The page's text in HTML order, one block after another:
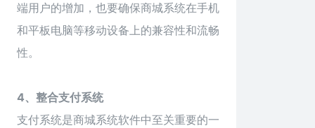
端用户的增加，也要确保商城系统在手机
和平板电脑等移动设备上的兼容性和流畅
性。
4、整合支付系统
支付系统是商城系统软件中至关重要的一